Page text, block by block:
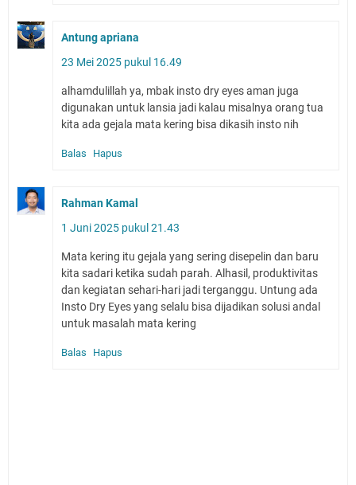
Antung apriana
23 Mei 2025 pukul 16.49
alhamdulillah ya, mbak insto dry eyes aman juga
digunakan untuk lansia jadi kalau misalnya orang tua
kita ada gejala mata kering bisa dikasih insto nih
Balas Hapus
Rahman Kamal
1 Juni 2025 pukul 21.43
Mata kering itu gejala yang sering disepelin dan baru
kita sadari ketika sudah parah. Alhasil, produktivitas
dan kegiatan sehari-hari jadi terganggu. Untung ada
Insto Dry Eyes yang selalu bisa dijadikan solusi andal
untuk masalah mata kering
Balas Hapus